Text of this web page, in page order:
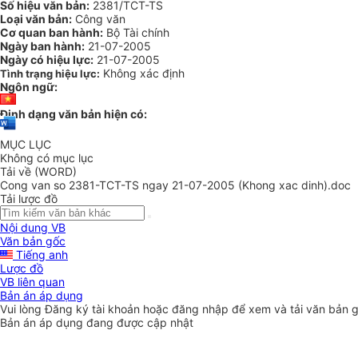
Số hiệu văn bản: 2381/TCT-TS
Loại văn bản: Công văn
Cơ quan ban hành: Bộ Tài chính
Ngày ban hành: 21-07-2005
Ngày có hiệu lực: 21-07-2005
Tình trạng hiệu lực: Không xác định
Ngôn ngữ:
Định dạng văn bản hiện có:
MỤC LỤC
Không có mục lục
Tải về (WORD)
Cong van so 2381-TCT-TS ngay 21-07-2005 (Khong xac dinh).doc
Tải lược đồ
Nội dung VB
Văn bản gốc
Tiếng anh
Lược đồ
VB liên quan
Bản án áp dụng
Vui lòngĐăng ký tài khoản hoặc đăng nhập để xem và tải văn bản
Bản án áp dụng đang được cập nhật